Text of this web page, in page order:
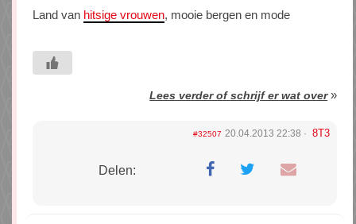
Land van hitsige vrouwen, mooie bergen en mode
Lees verder of schrijf er wat over»
#32507 20.04.2013 22:38 8T3
Delen: